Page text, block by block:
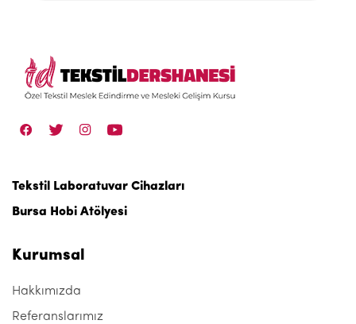
Tekstil Laboratuvar Cihazları
Bursa Hobi Atölyesi
Kurumsal
Hakkımızda
Referanslarımız